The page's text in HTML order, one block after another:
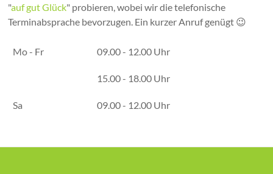
"auf gut Glück" probieren, wobei wir die telefonische
Terminabsprache bevorzugen. Ein kurzer Anruf genügt 😉
Mo - Fr 09.00 - 12.00 Uhr
15.00 - 18.00 Uhr
Sa 09.00 - 12.00 Uhr